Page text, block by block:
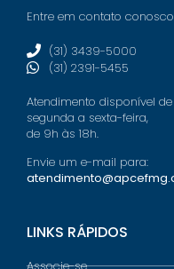
Entre em contato
(31) 3439-5000
(31) 2391-5455
Atendimento disponível de
segunda a sexta-feira,
de 9h às 18h.
Envie um e-mail para:
LINKS RÁPIDOS